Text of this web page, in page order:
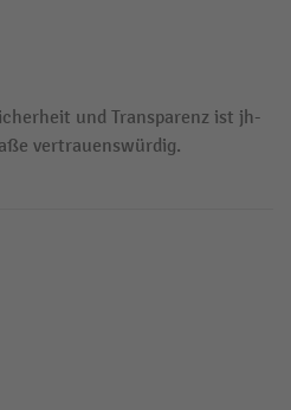
und Transparenz ist jh-
vertrauenswürdig.